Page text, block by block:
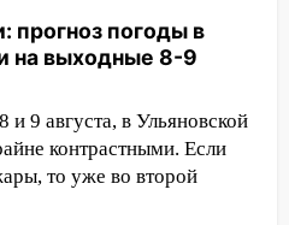
подросток
в Ульяновске 7
с ребёнком и
суд вынес
прогноз погоды в
на выходные 8-9
9 августа, в Ульяновской
контрастными. Если
то уже во второй